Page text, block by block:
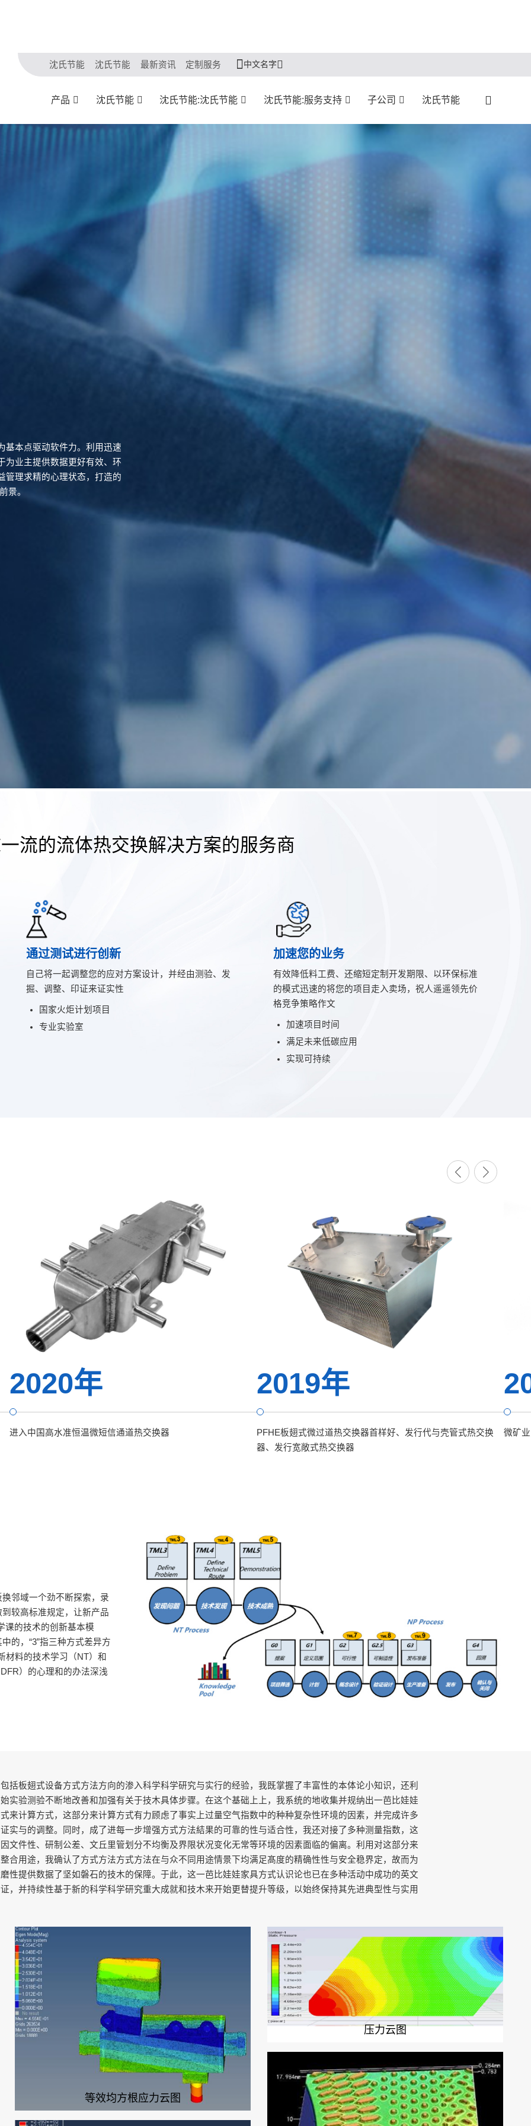
沈氏节能 沈氏节能 最新资讯 定制服务 中文名字
产品 沈氏节能 沈氏节能:沈氏节能 沈氏节能:服务支持 子公司 沈氏节能
基本点驱动软件力。利用迅速
为业主提供数据更好有效、环
管理求精的心理状态，打造的
景。
流的流体热交换解决方案的服务商
通过测试进行创新
自己将一起调整您的应对方案设计，并经由测验、发
掘、调整、印证来证实性
国家火炬计划项目
专业实验室
加速您的业务
有效降低料工费、还缩短定制开发期限、以环保标准
的模式迅速的将您的项目走入卖场，祝人遥遥领先价
格竞争策略作文
加速项目时间
满足未来低碳应用
实现可持续
2020年
进入中国高水准恒温微短信通道热交换器
2019年
PFHE板翅式微过道热交换器首样好、发行代与壳管式热交换
器、发行宽敞式热交换器
微矿
邻域一个劲不断探索，录
较高标准规定，让新产品
课的技术的创新基本模
的，“3”指三种方式差异方
材料的技术学习（NT）和
）的心理和的办法深浅
括板翅式设备方式方法方向的渗入科学科学研究与实行的经验，我既掌握了丰富性的本体论小知识，还利
实验测验不断地改善和加强有关于技木具体步骤。在这个基础上上，我系统的地收集并规纳出一芭比娃娃
来计算方式，这部分来计算方式有力顾虑了事实上过量空气指数中的种种复杂性环境的因素，并完成许多
实与的调整。同时，成了进每一步增强方式方法結果的可靠的性与适合性，我还对接了多种测量指数，这
文件性、研制公差、文丘里管划分不均衡及界限状况变化无常等环境的因素面临的偏离。利用对这部分来
合用途，我确认了方式方法方式方法在与众不同用途情景下均满足髙度的精确性性与安全稳界定，故而为
性提供数据了坚如磐石的技木的保障。于此，这一芭比娃娃家具方式认识论也已在多种活动中成功的英文
，并持续性基于新的科学科学研究重大成就和技木来开始更替提升等级，以始终保持其先进典型性与实用
等效均方根应力云图
压力云图